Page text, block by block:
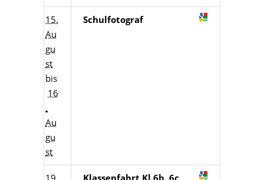
15.
Au
gu
st
bis
16
.
Au
gu
st
Schulfotograf
19.
Klassenfahrt Kl.6b, 6c